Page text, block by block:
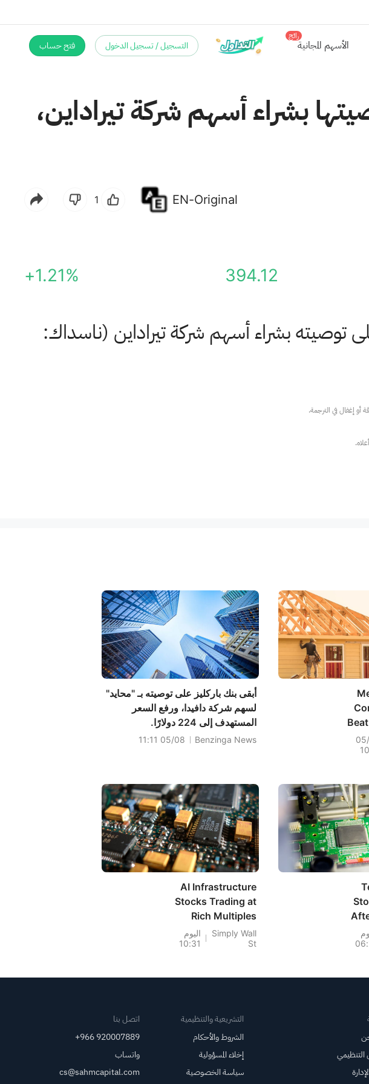
الأسهم المجانية
رائج
التسجيل / تسجيل الدخول فتح حساب
بشراء أسهم شركة تيراداين،
EN-Original
1
394.12
+1.21%
بشراء أسهم شركة تيراداين (ناسداك:
أبقى بنك باركليز على توصيته بـ "محايد"
لسهم شركة دافيدا، ورفع السعر
المستهدف إلى 224 دولارًا.
Benzinga News
05/08 11:11
AI Infrastructure
Stocks Trading at
Rich Multiples
After the
Semiconductor
Simply Wall
St
اليوم
10:31
التنظيمي
التشريعية والتنظيمية
الشروط والأحكام
إخلاء المسؤولية
سياسة الخصوصية
اتصل بنا
+966 920007889
واتساب
cs@sahmcapital.com